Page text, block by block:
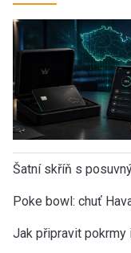
Šatní skříň s
Poke bowl: chuť
Jak připravit pokrmy